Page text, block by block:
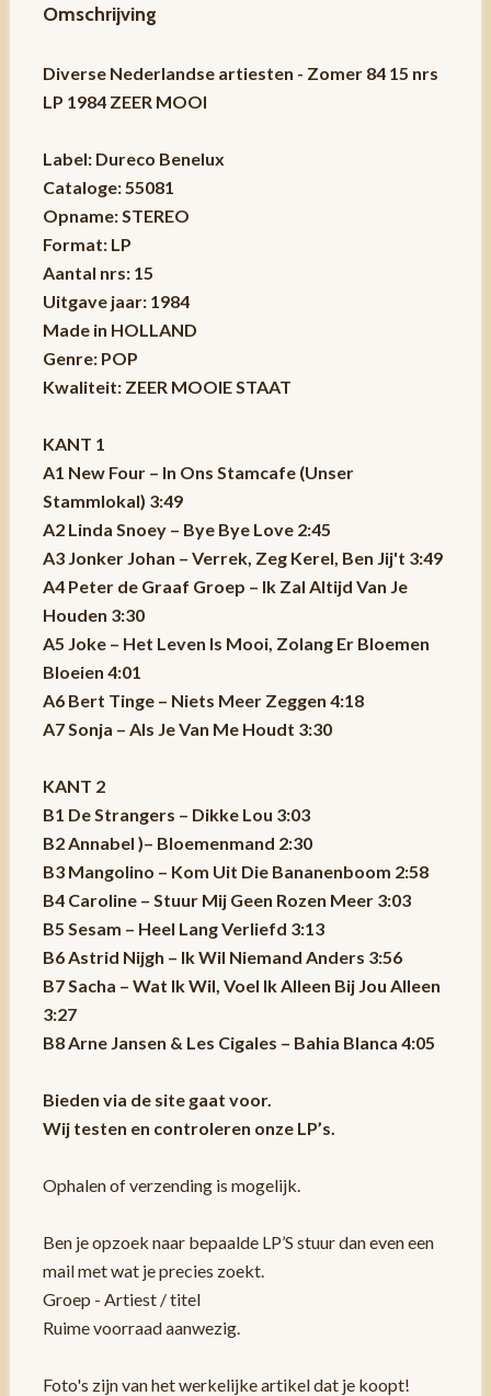
Omschrijving
Diverse Nederlandse artiesten - Zomer 84 15 nrs
LP 1984 ZEER MOOI
Label: Dureco Benelux
Cataloge: 55081
Opname: STEREO
Format: LP
Aantal nrs: 15
Uitgave jaar: 1984
Made in HOLLAND
Genre: POP
Kwaliteit: ZEER MOOIE STAAT
KANT 1
A1 New Four – In Ons Stamcafe (Unser
Stammlokal) 3:49
A2 Linda Snoey – Bye Bye Love 2:45
A3 Jonker Johan – Verrek, Zeg Kerel, Ben Jij't 3:49
A4 Peter de Graaf Groep – Ik Zal Altijd Van Je
Houden 3:30
A5 Joke – Het Leven Is Mooi, Zolang Er Bloemen
Bloeien 4:01
A6 Bert Tinge – Niets Meer Zeggen 4:18
A7 Sonja – Als Je Van Me Houdt 3:30
KANT 2
B1 De Strangers – Dikke Lou 3:03
B2 Annabel )– Bloemenmand 2:30
B3 Mangolino – Kom Uit Die Bananenboom 2:58
B4 Caroline – Stuur Mij Geen Rozen Meer 3:03
B5 Sesam – Heel Lang Verliefd 3:13
B6 Astrid Nijgh – Ik Wil Niemand Anders 3:56
B7 Sacha – Wat Ik Wil, Voel Ik Alleen Bij Jou Alleen
3:27
B8 Arne Jansen & Les Cigales – Bahia Blanca 4:05
Bieden via de site gaat voor.
Wij testen en controleren onze LP’s.
Ophalen of verzending is mogelijk.
Ben je opzoek naar bepaalde LP’S stuur dan even een
mail met wat je precies zoekt.
Groep - Artiest / titel
Ruime voorraad aanwezig.
Foto's zijn van het werkelijke artikel dat je koopt!